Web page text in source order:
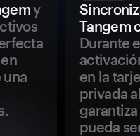
y
Tangem
Durante
en la
privada
pueda